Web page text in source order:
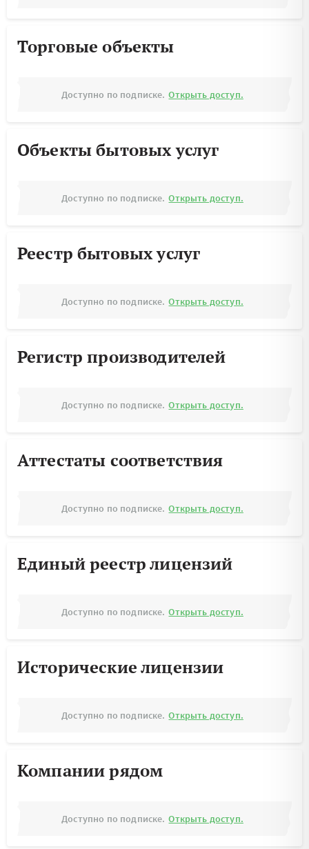
Торговые объекты
Доступно по подписке. Открыть доступ.
Объекты бытовых услуг
Доступно по подписке. Открыть доступ.
Реестр бытовых услуг
Доступно по подписке. Открыть доступ.
Регистр производителей
Доступно по подписке. Открыть доступ.
Аттестаты соответствия
Доступно по подписке. Открыть доступ.
Единый реестр лицензий
Доступно по подписке. Открыть доступ.
Исторические лицензии
Доступно по подписке. Открыть доступ.
Компании рядом
Доступно по подписке. Открыть доступ.